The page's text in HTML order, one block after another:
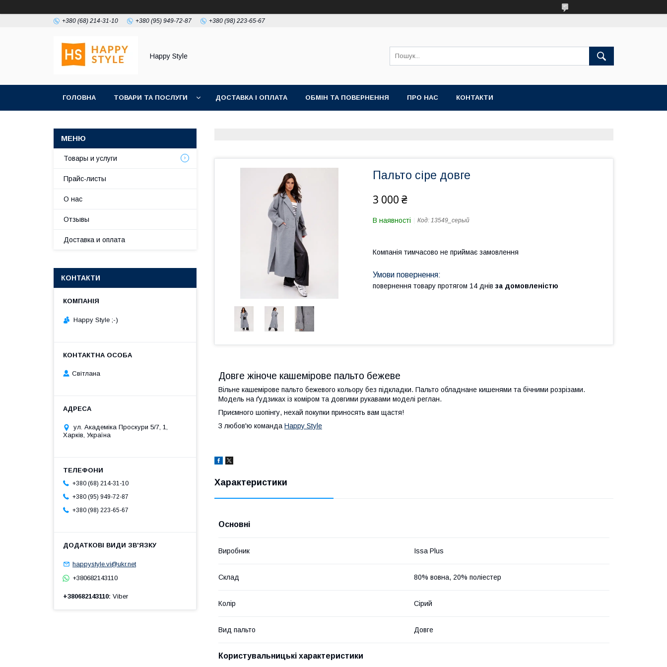
+380 (68) 214-31-10 +380 (95) 949-72-87 +380 (98) 223-65-67
Happy Style
ГОЛОВНА ТОВАРИ ТА ПОСЛУГИ ДОСТАВКА І ОПЛАТА ОБМІН ТА ПОВЕРНЕННЯ ПРО НАС КОНТАКТИ
Пальто сіре довге
3 000 ₴
В наявності Код: 13549_серый
Компанія тимчасово не приймає замовлення
повернення товару протягом 14 днів за домовленістю
Довге жіноче кашемірове пальто бежеве
Вільне кашемірове пальто бежевого кольору без підкладки. Пальто обладнане кишенями та бічними розрізами.
Модель на ґудзиках із коміром та довгими рукавами моделі реглан.
Приємного шопінгу, нехай покупки приносять вам щастя!
З любов'ю команда Happy Style
Характеристики
Основні
Виробник Issa Plus
Склад 80% вовна, 20% поліестер
Колір Сірий
Вид пальто Довге
Користувальницькі характеристики
Товары и услуги
Прайс-листы
О нас
Отзывы
Доставка и оплата
КОНТАКТИ
Happy Style ;-)
Cвітлана
ул. Академіка Проскури 5/7, 1,
Харків, Україна
+380 (68) 214-31-10
+380 (95) 949-72-87
+380 (98) 223-65-67
happystyle.vi@ukr.net
+380682143110
+380682143110 Viber